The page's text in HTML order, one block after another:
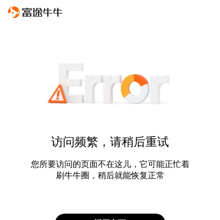
访问频繁，请稍后重试
您所要访问的页面不在这儿，它可能正忙着
刷牛牛圈，稍后就能恢复正常